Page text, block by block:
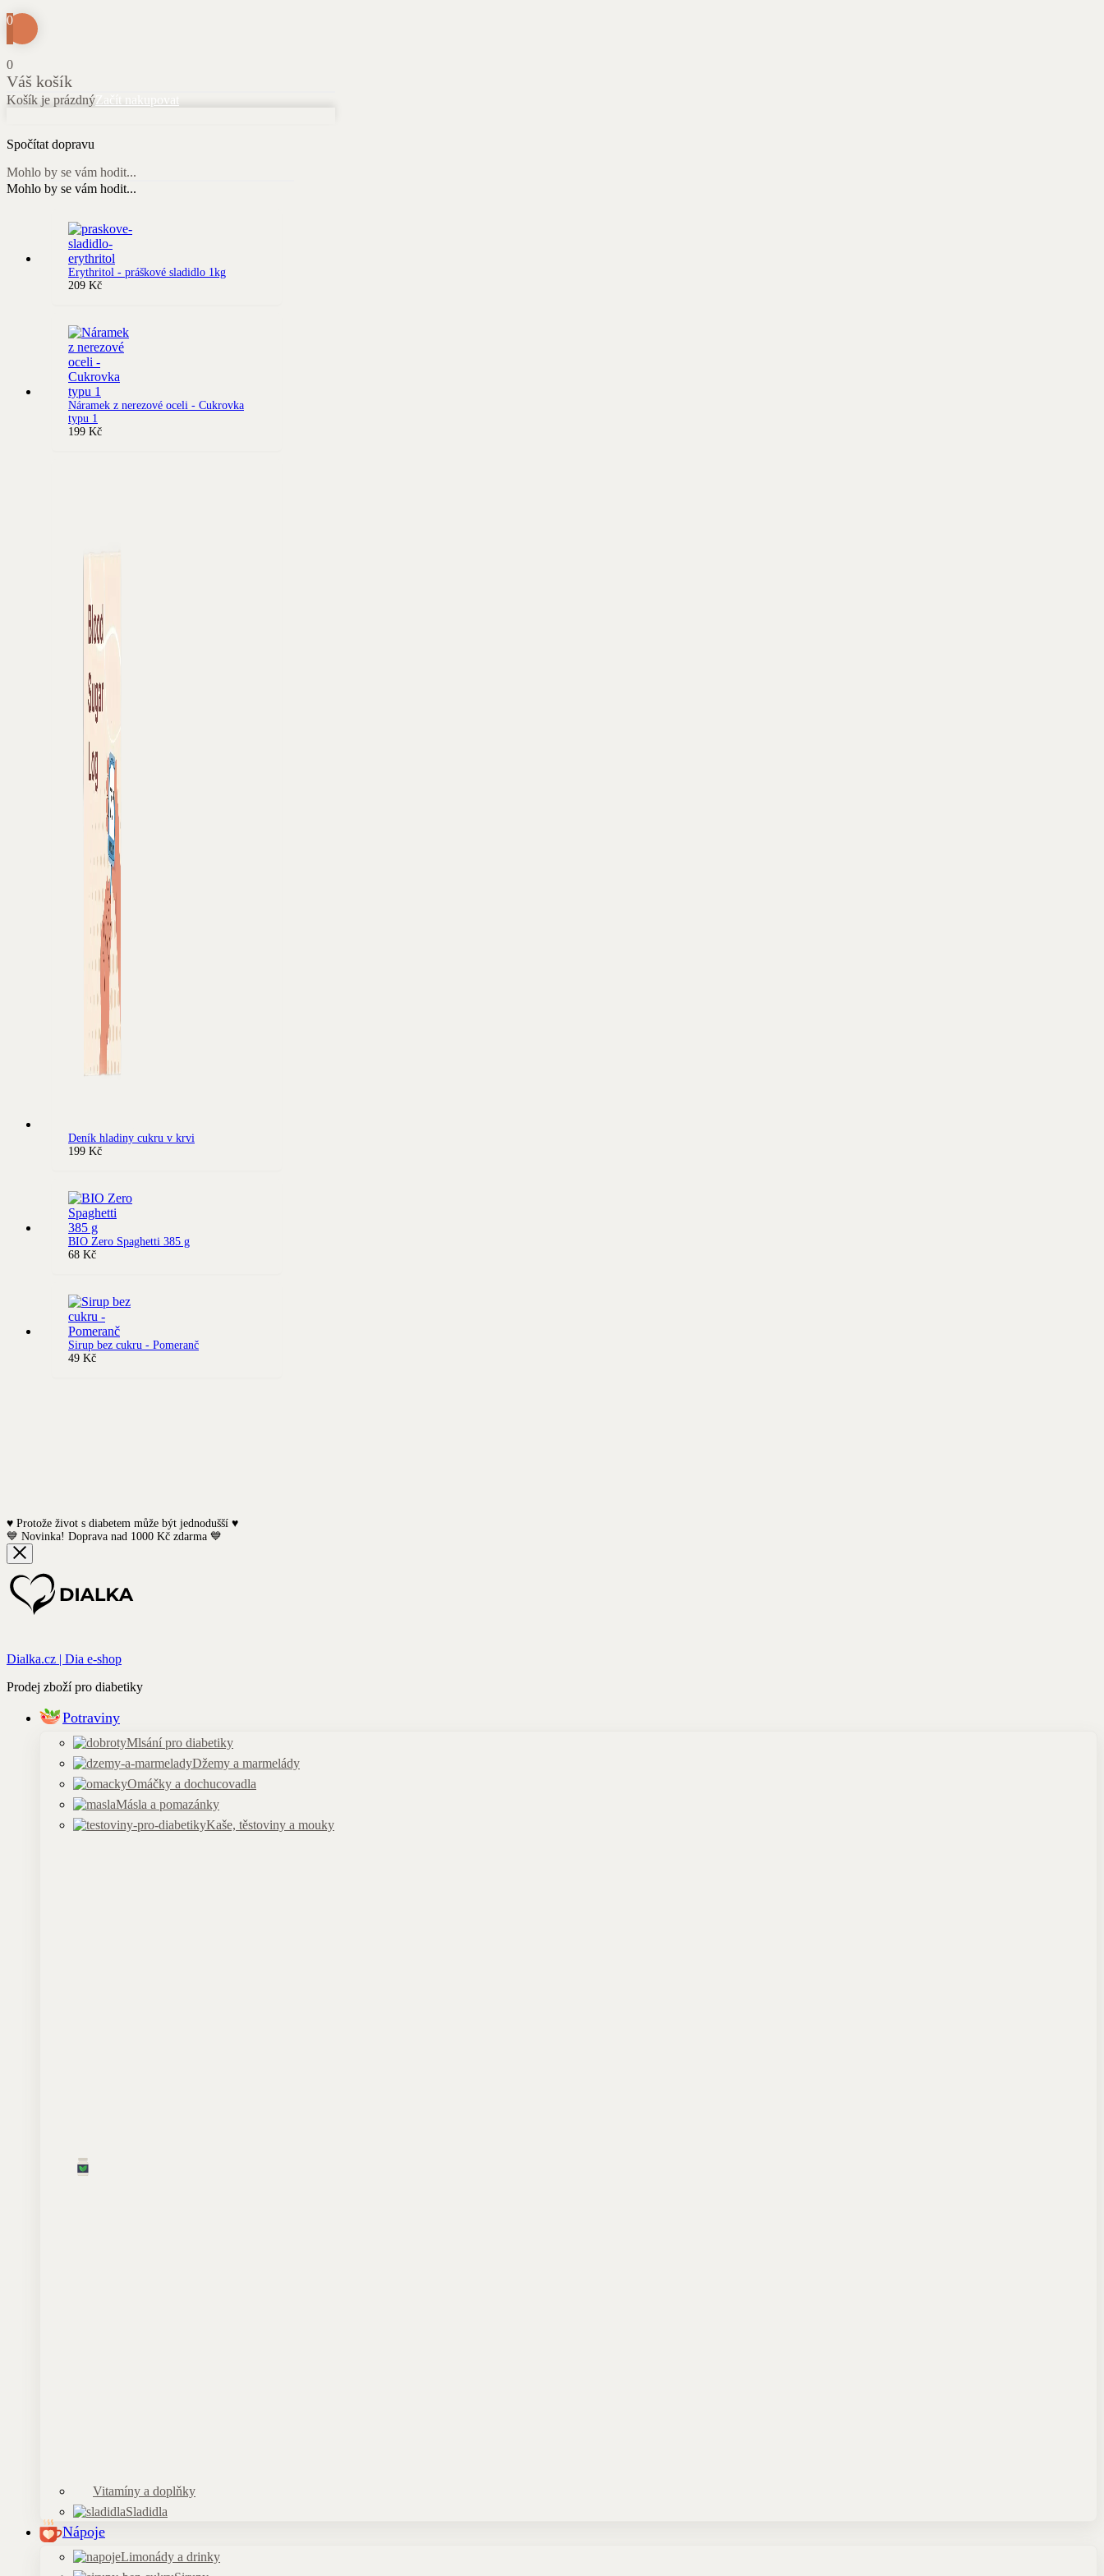
0
0
Váš košík
Košík je prázdnýZačít nakupovat
Spočítat dopravu
Mohlo by se vám hodit...
Mohlo by se vám hodit...
Erythritol - práškové sladidlo 1kg
209 Kč
Náramek z nerezové oceli - Cukrovka
typu 1
199 Kč
Deník hladiny cukru v krvi
199 Kč
BIO Zero Spaghetti 385 g
68 Kč
Sirup bez cukru - Pomeranč
49 Kč
♥️ Protože život s diabetem může být jednodušší ♥️
💙 Novinka! Doprava nad 1000 Kč zdarma 💙
Dialka.cz | Dia e-shop
Prodej zboží pro diabetiky
Potraviny
Mlsání pro diabetiky
Džemy a marmelády
Omáčky a dochucovadla
Másla a pomazánky
Kaše, těstoviny a mouky
Vitamíny a doplňky
Sladidla
Nápoje
Limonády a drinky